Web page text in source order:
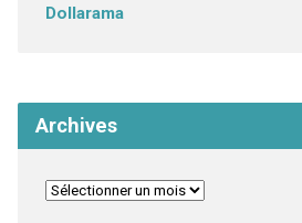
Dollarama
Archives